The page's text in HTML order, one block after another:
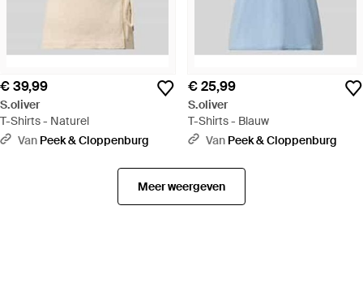
€ 39,99
S.oliver
T-Shirts - Naturel
Van Peek & Cloppenburg
€ 25,99
S.oliver
T-Shirts - Blauw
Van Peek & Cloppenburg
Meer weergeven